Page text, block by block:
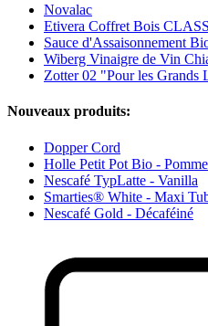
Novalac
Etivera Coffret Bois
Sauce d'Assaisonnement
Wiberg Vinaigre de Vin
Zotter 02 "Pour les Grands
Nouveaux produits:
Dopper Cord
Holle Petit Pot Bio - Pomme
Nescafé TypLatte - Vanilla
Smarties® White - Maxi
Nescafé Gold - Décaféiné